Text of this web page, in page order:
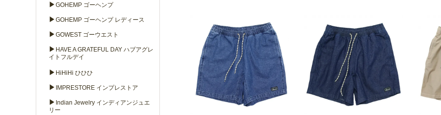
▶ GOHEMP ゴーヘンプ
▶ GOHEMP ゴーヘンプ レディース
▶ GOWEST ゴーウエスト
▶ HAVE A GRATEFUL DAY ハブアグレ
イトフルデイ
▶ HiHiHi ひひひ
▶ IMPRESTORE インプレストア
▶ Indian Jewelry インディアンジュエ
リー